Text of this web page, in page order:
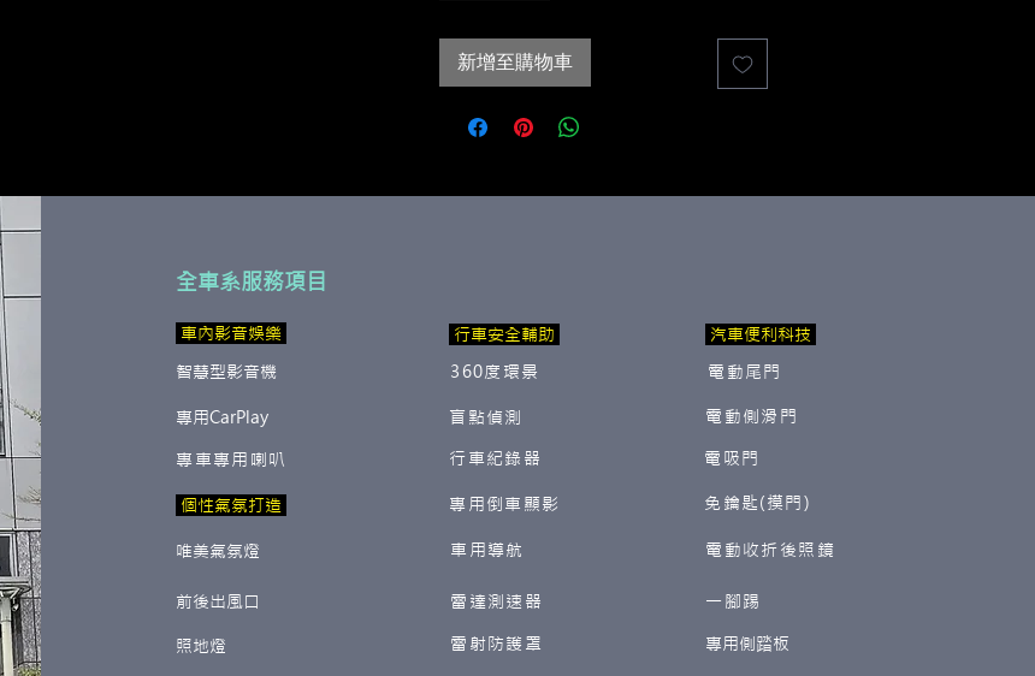
新增至購物車
全車系服務項目
​ 車內影音娛樂
智慧型影音機
行車安全輔助
360度環景
專用CarPlay
專車專用喇叭
盲點偵測
行車紀錄器
專用倒車顯影
​ 個性氣氛打造
唯美氣氛燈 車用導航
汽車便利科技
電動尾門
電動側滑門
電吸門
免鑰匙(摸門)
電動收折後照鏡
前後出風口 雷達測速器
照地燈 雷射防護罩
一腳踢
​專用側踏板